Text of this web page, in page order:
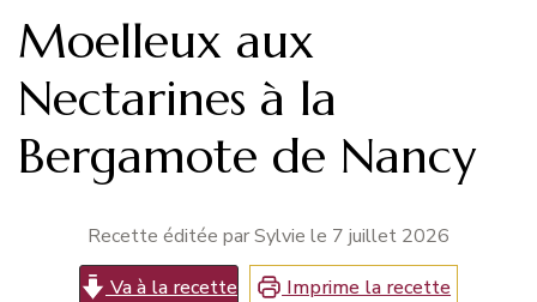
Moelleux aux
Nectarines à la
Bergamote de Nancy
Recette éditée par Sylvie le 7 juillet 2026
Va à la recette
Imprime la recette